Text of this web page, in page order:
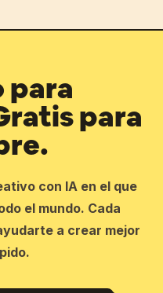
para
para
con IA en el que
el mundo. Cada
a crear mejor